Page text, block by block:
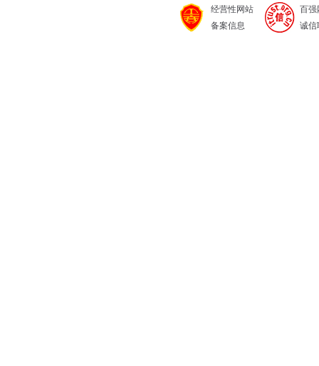
经营性网站
备案信息
百强
诚信